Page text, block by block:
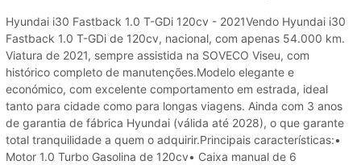
Hyundai i30 Fastback 1.0 T-GDi 120cv - 2021Vendo Hyundai i30
Fastback 1.0 T-GDi de 120cv, nacional, com apenas 54.000 km.
Viatura de 2021, sempre assistida na SOVECO Viseu, com
histórico completo de manutenções.Modelo elegante e
económico, com excelente comportamento em estrada, ideal
tanto para cidade como para longas viagens. Ainda com 3 anos
de garantia de fábrica Hyundai (válida até 2028), o que garante
total tranquilidade a quem o adquirir.Principais características:•
Motor 1.0 Turbo Gasolina de 120cv• Caixa manual de 6